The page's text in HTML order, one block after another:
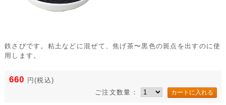
鉄さびです。粘土などに混ぜて、焦げ茶〜黒色の斑点を出すのに使
用します。
660 円 (税込)
ご注文数量：